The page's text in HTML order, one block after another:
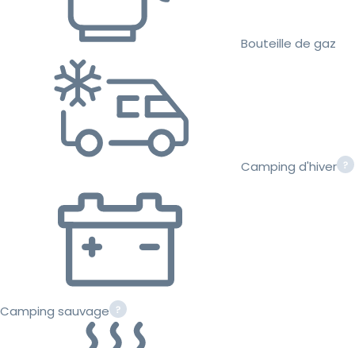
Bouteille de gaz
Camping d'hiver
Camping sauvage